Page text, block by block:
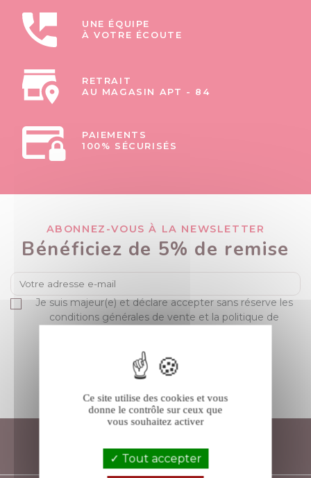
UNE ÉQUIPE
À VOTRE ÉCOUTE
RETRAIT
AU MAGASIN APT - 84
PAIEMENTS
100% SÉCURISÉS
ABONNEZ-VOUS À LA NEWSLETTER
Bénéficiez de 5% de remise
Je suis majeur(e) et déclare accepter sans réserve les
conditions générales de vente et la politique de
S’ABONNER
Ce site utilise des cookies et vous
donne le contrôle sur ceux que
vous souhaitez activer
Tout accepter